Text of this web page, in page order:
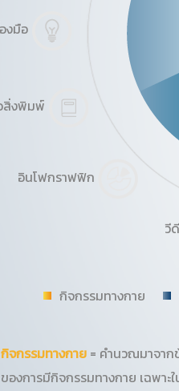
งมือ
สิ่งพิมพ์
อินโฟกราฟฟิก
วี
กิจกรรมทางกาย
กิจกรรมทางกาย= คำนวณมาจาก
ของการมีกิจกรรมทางกาย เฉพา